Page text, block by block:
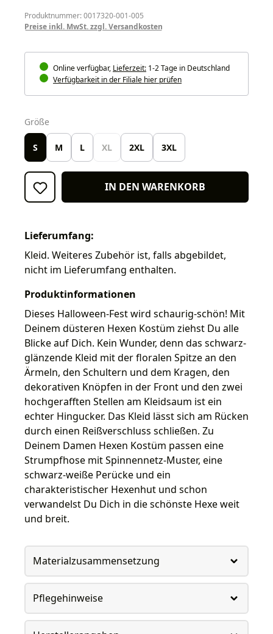
Produktnummer: 0017320-001-005
Preise inkl. MwSt. zzgl. Versandkosten
Online verfügbar, Lieferzeit: 1-2 Tage in Deutschland
Verfügbarkeit in der Filiale hier prüfen
Größe
S M L XL 2XL 3XL
IN DEN WARENKORB
Lieferumfang:
Kleid. Weiteres Zubehör ist, falls abgebildet,
nicht im Lieferumfang enthalten.
Produktinformationen
Dieses Halloween-Fest wird schaurig-schön! Mit
Deinem düsteren Hexen Kostüm ziehst Du alle
Blicke auf Dich. Kein Wunder, denn das schwarz-
glänzende Kleid mit der floralen Spitze an den
Ärmeln, den Schultern und dem Kragen, den
dekorativen Knöpfen in der Front und den zwei
hochgerafften Stellen am Kleidsaum ist ein
echter Hingucker. Das Kleid lässt sich am Rücken
durch einen Reißverschluss schließen. Zu
Deinem Damen Hexen Kostüm passen eine
Strumpfhose mit Spinnennetz-Muster, eine
schwarz-weiße Perücke und ein
charakteristischer Hexenhut und schon
verwandelst Du Dich in die schönste Hexe weit
und breit.
Materialzusammensetzung
Pflegehinweise